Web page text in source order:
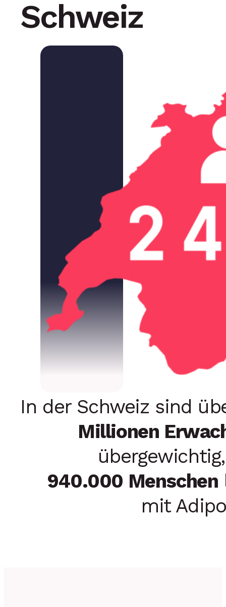
Schweiz
In der Schweiz sind
Millionen
940.000 Menschen
mit